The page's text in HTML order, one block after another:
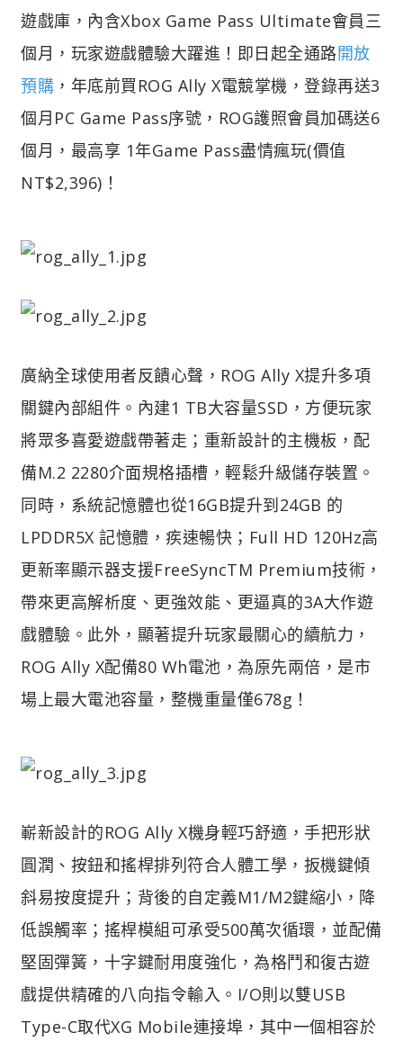
遊戲庫，內含Xbox Game Pass Ultimate會員三
個月，玩家遊戲體驗大躍進！即日起全通路開放
預購 ，年底前買ROG Ally X電競掌機，登錄再送3
個月PC Game Pass序號，ROG護照會員加碼送6
個月，最高享 1年Game Pass盡情瘋玩(價值
NT$2,396)！
廣納全球使用者反饋心聲，ROG Ally X提升多項
關鍵內部組件。內建1 TB大容量SSD，方便玩家
將眾多喜愛遊戲帶著走；重新設計的主機板，配
備M.2 2280介面規格插槽，輕鬆升級儲存裝置。
同時，系統記憶體也從16GB提升到24GB 的
LPDDR5X 記憶體，疾速暢快；Full HD 120Hz高
更新率顯示器支援FreeSyncTM Premium技術，
帶來更高解析度、更強效能、更逼真的3A大作遊
戲體驗。此外，顯著提升玩家最關心的續航力，
ROG Ally X配備80 Wh電池，為原先兩倍，是市
場上最大電池容量，整機重量僅678g！
嶄新設計的ROG Ally X機身輕巧舒適，手把形狀
圓潤、按鈕和搖桿排列符合人體工學，扳機鍵傾
斜易按度提升；背後的自定義M1/M2鍵縮小，降
低誤觸率；搖桿模組可承受500萬次循環，並配備
堅固彈簧，十字鍵耐用度強化，為格鬥和復古遊
戲提供精確的八向指令輸入。I/O則以雙USB
Type-C取代XG Mobile連接埠，其中一個相容於